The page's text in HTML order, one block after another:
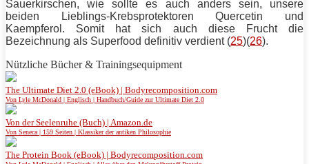
Sauerkirschen, wie sollte es auch anders sein, unsere
beiden Lieblings-Krebsprotektoren Quercetin und
Kaempferol. Somit hat sich auch diese Frucht die
Bezeichnung als Superfood definitiv verdient (25)(26).
Nützliche Bücher & Trainingsequipment
The Ultimate Diet 2.0 (eBook) | Bodyrecomposition.com
Von Lyle McDonald | Englisch | Handbuch/Guide zur Ultimate Diet 2.0
Von der Seelenruhe (Buch) | Amazon.de
Von Seneca | 159 Seiten | Klassiker der antiken Philosophie
The Protein Book (eBook) | Bodyrecomposition.com